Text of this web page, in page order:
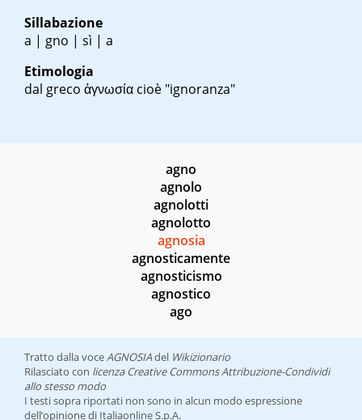
Sillabazione
a | gno | sì | a
Etimologia
dal greco ἀγνωσία cioè "ignoranza"
agno
agnolo
agnolotti
agnolotto
agnosia
agnosticamente
agnosticismo
agnostico
ago
Tratto dalla voceAGNOSIAdel Wikizionario
Rilasciato con licenza Creative Commons Attribuzione-Condividi
allo stesso modo
I testi sopra riportati non sono in alcun modo espressione
dell’opinione di Italiaonline S.p.A.